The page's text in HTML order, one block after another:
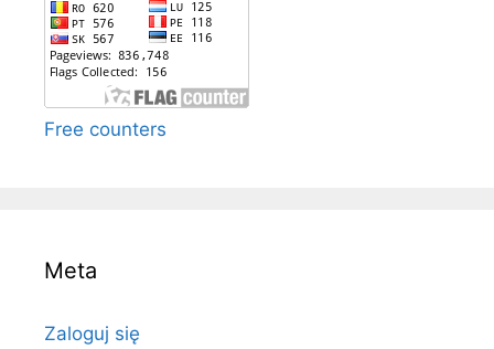
Free counters
Meta
Zaloguj się